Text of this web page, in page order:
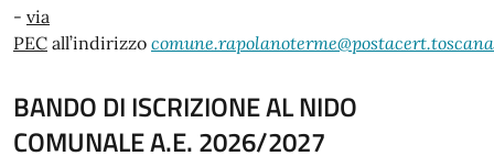
- via
PEC all’indirizzo
BANDO DI ISCRIZIONE AL NIDO
COMUNALE A.E. 2026/2027